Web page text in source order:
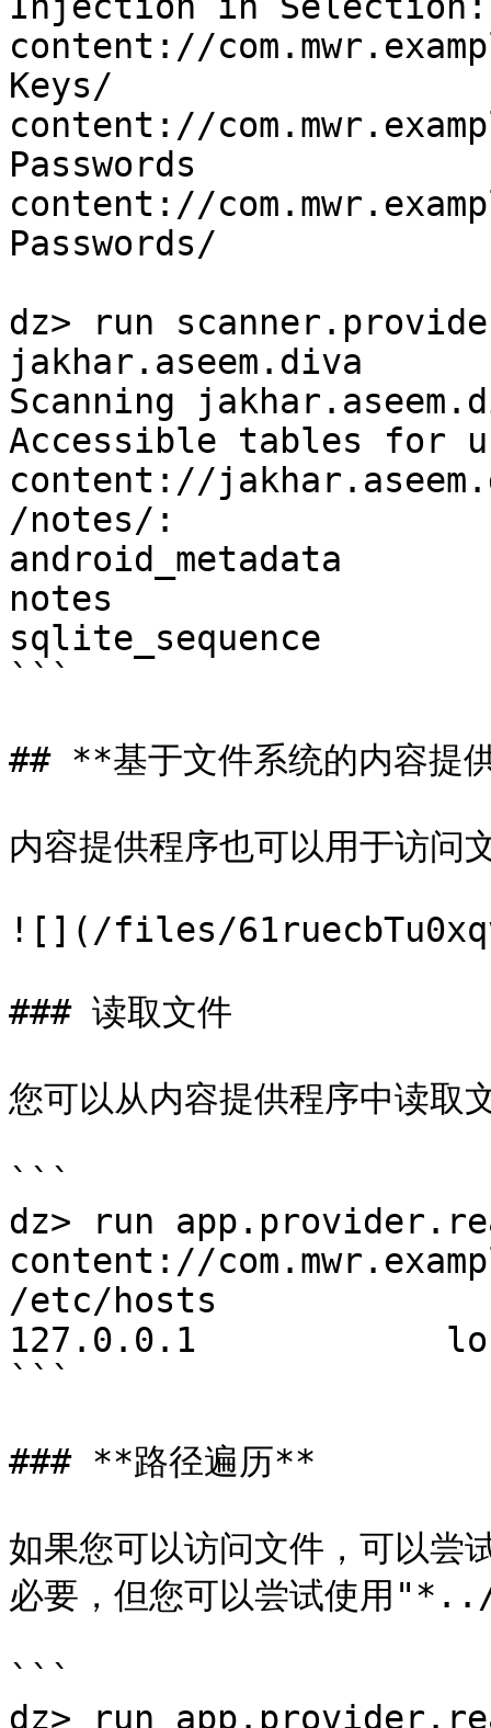
content://
Keys/
content://
Passwords
content://
Passwords/
dz> run
jakhar.aseem.diva
Scanning
Accessible tables for
content://
/notes/:
android_metadata
notes
sqlite_sequence
```
## **基于文件系统的内容提
内容提供程序也可以用于访问
![](/files/
### 读取文件
您可以从内容提供程序中读取
```
dz> run
content://
/etc/hosts
127.0.0.1
```
### **路径遍历**
如果您可以访问文件，可以尝
必要，但您可以尝试使用
```
dz> run